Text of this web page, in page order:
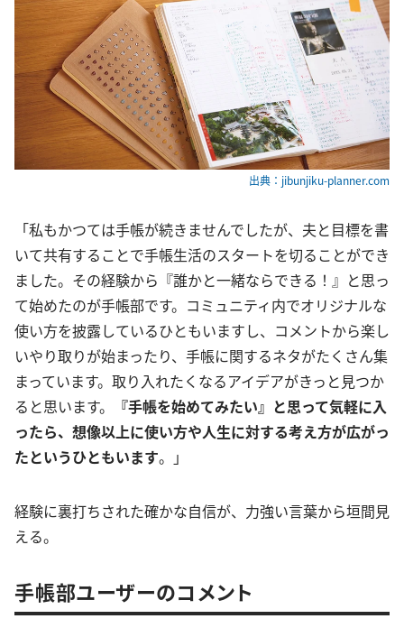
出典：jibunjiku-planner.com
「私もかつては手帳が続きませんでしたが、夫と目標を書
いて共有することで手帳生活のスタートを切ることができ
ました。その経験から『誰かと一緒ならできる！』と思っ
て始めたのが手帳部です。コミュニティ内でオリジナルな
使い方を披露しているひともいますし、コメントから楽し
いやり取りが始まったり、手帳に関するネタがたくさん集
まっています。取り入れたくなるアイデアがきっと見つか
ると思います。
『手帳を始めてみたい』と思って気軽に入
ったら、想像以上に使い方や人生に対する考え方が広がっ
たというひともいます。」
経験に裏打ちされた確かな自信が、力強い言葉から垣間見
える。
手帳部ユーザーのコメント